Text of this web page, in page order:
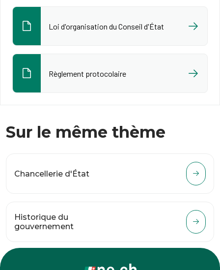
Loi d'organisation du Conseil d'État
Règlement protocolaire
Sur le même thème
Chancellerie d'État
Historique du
gouvernement